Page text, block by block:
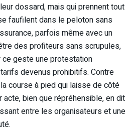
dossard, mais qui prennent tout
faufilent dans le peloton sans
parfois même avec un
des profiteurs sans scrupules,
geste une protestation
devenus prohibitifs. Contre
course à pied qui laisse de côté
bien que répréhensible, en dit
entre les organisateurs et une